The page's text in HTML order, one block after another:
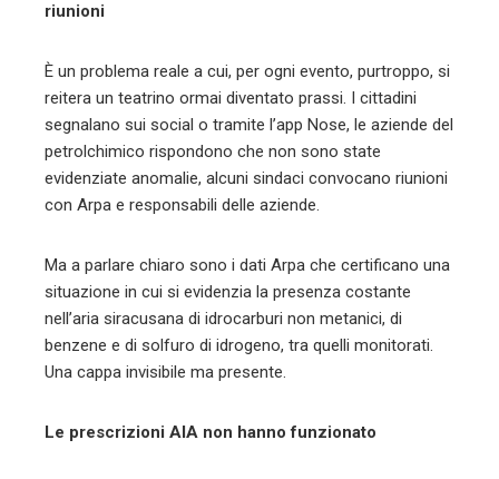
riunioni
È un problema reale a cui, per ogni evento, purtroppo, si
reitera un teatrino ormai diventato prassi. I cittadini
segnalano sui social o tramite l’app Nose, le aziende del
petrolchimico rispondono che non sono state
evidenziate anomalie, alcuni sindaci convocano riunioni
con Arpa e responsabili delle aziende.
Ma a parlare chiaro sono i dati Arpa che certificano una
situazione in cui si evidenzia la presenza costante
nell’aria siracusana di idrocarburi non metanici, di
benzene e di solfuro di idrogeno, tra quelli monitorati.
Una cappa invisibile ma presente.
Le prescrizioni AIA non hanno funzionato